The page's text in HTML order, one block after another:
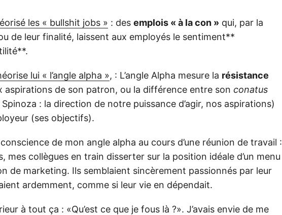
les « bullshit jobs » : des emplois « à la con » qui, par la
de leur finalité, laissent aux employés le sentiment**
lui « l’angle alpha », : L’angle Alpha mesure la résistance
aspirations de son patron, ou la différence entre son conatus
: la direction de notre puissance d’agir, nos aspirations)
(ses objectifs).
conscience de mon angle alpha au cours d’une réunion de travail :
mes collègues en train disserter sur la position idéale d’un menu
de marketing. Ils semblaient sincèrement passionnés par leur
ardemment, comme si leur vie en dépendait.
à tout ça : «Qu’est ce que je fous là ?». J’avais envie de me